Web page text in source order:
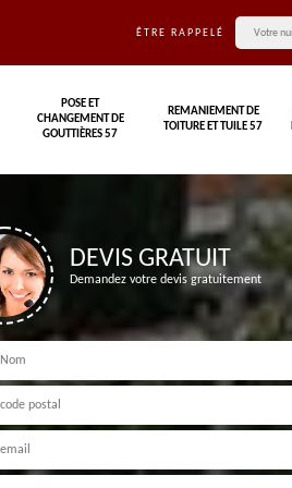
ÊTRE RAPPELÉ
POSE ET
CHANGEMENT DE
GOUTTIÈRES 57
REMANIEMENT DE
TOITURE ET TUILE 57
DEVIS GRATUIT
Demandez votre devis gratuitement